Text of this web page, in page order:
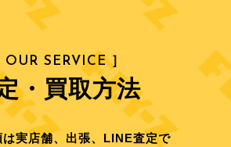
OUR SERVICE ］
・買取方法
は実店舗、出張、LINE査定で